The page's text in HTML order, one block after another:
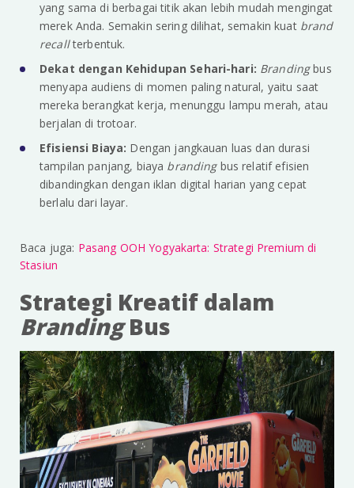
yang sama di berbagai titik akan lebih mudah mengingat
merek Anda. Semakin sering dilihat, semakin kuat brand
recallterbentuk.
Dekat dengan Kehidupan Sehari-hari: Brandingbus
menyapa audiens di momen paling natural, yaitu saat
mereka berangkat kerja, menunggu lampu merah, atau
berjalan di trotoar.
Efisiensi Biaya: Dengan jangkauan luas dan durasi
tampilan panjang, biaya branding bus relatif efisien
dibandingkan dengan iklan digital harian yang cepat
berlalu dari layar.
Baca juga: Pasang OOH Yogyakarta: Strategi Premium di
Stasiun
Strategi Kreatif dalam
BrandingBus